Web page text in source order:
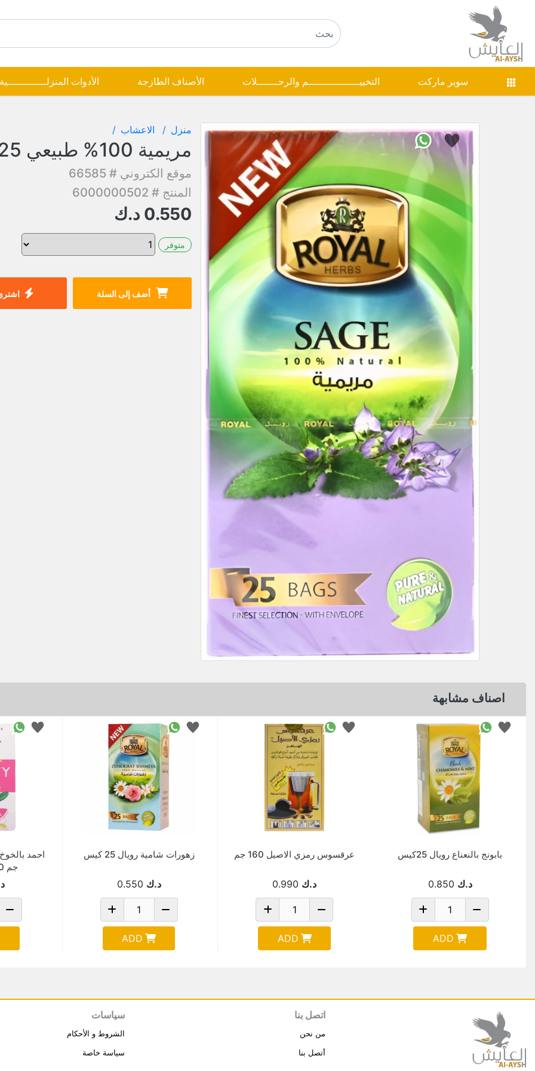
سوبر ماركت التخييـــــــــــــــــم والرحـــــــلات الأصناف الطازجة الأدوات المنزلـــــــــــــية
منزل الاعشاب
مريمية 100% طبيعي 25 كيس
موقع الكتروني # 66585
المنتج # 6000000502
0.550 د.ك
متوفر
أضف إلى السلة
اصناف مشابهة
بابونج بالنعناع رويال 25كيس
د.ك 0.850
ADD
عرقسوس رمزي الاصيل 160 جم
د.ك 0.990
ADD
زهورات شامية رويال 25 كيس
د.ك 0.550
ADD
جم 20 فتلة 1.5 جم
اتصل بنا
من نحن
أتصل بنا
سياسات
الشروط و الأحكام
سياسة خاصة